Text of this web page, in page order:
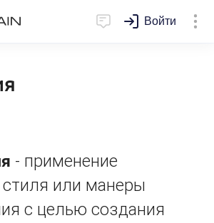
Войти
- применение
стиля или манеры
с целью создания